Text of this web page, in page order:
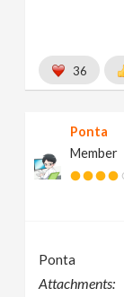
36
Ponta
Member
Ponta
Attachments: